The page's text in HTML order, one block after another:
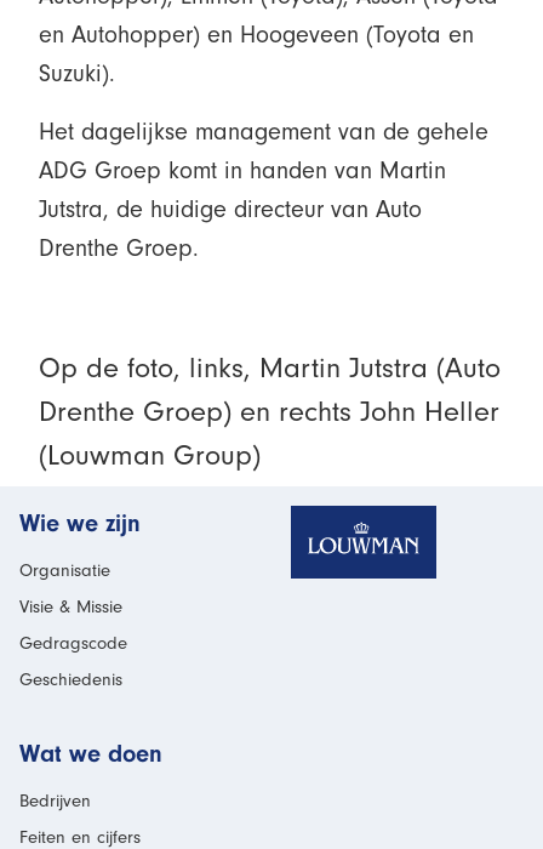
en Autohopper) en Hoogeveen (Toyota en
Suzuki).
Het dagelijkse management van de gehele
ADG Groep komt in handen van Martin
Jutstra, de huidige directeur van Auto
Drenthe Groep.
Op de foto, links, Martin Jutstra (Auto
Drenthe Groep) en rechts John Heller
(Louwman Group)
Wie we zijn
Organisatie
Visie & Missie
Gedragscode
Geschiedenis
Wat we doen
Bedrijven
Feiten en cijfers